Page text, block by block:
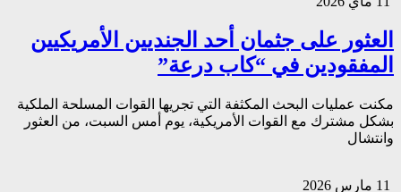
العثور على جثمان أحد الجنديين الأمريكيين
المفقودين في “كاب درعة”
مكنت عمليات البحث المكثفة التي تجريها القوات المسلحة الملكية
بشكل مشترك مع القوات الأمريكية، يوم أمس السبت، من العثور
وانتشال